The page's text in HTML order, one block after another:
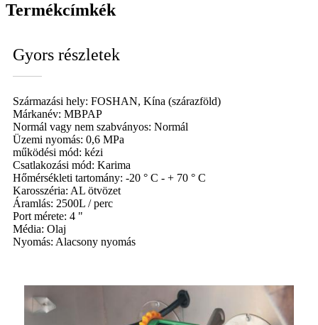
Termékcímkék
Gyors részletek
Származási hely: FOSHAN, Kína (szárazföld)
Márkanév: MBPAP
Normál vagy nem szabványos: Normál
Üzemi nyomás: 0,6 MPa
működési mód: kézi
Csatlakozási mód: Karima
Hőmérsékleti tartomány: -20 ° C - + 70 ° C
Karosszéria: AL ötvözet
Áramlás: 2500L / perc
Port mérete: 4 "
Média: Olaj
Nyomás: Alacsony nyomás